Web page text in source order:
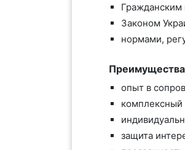
Гражданским
Законом
нормами,
опыт в
защита